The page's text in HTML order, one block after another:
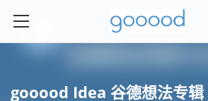
gooood Idea 谷德想法专